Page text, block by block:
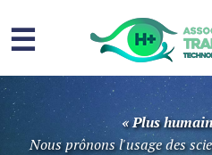
☰
Homme
« Plus
Nous prônons l'usage des